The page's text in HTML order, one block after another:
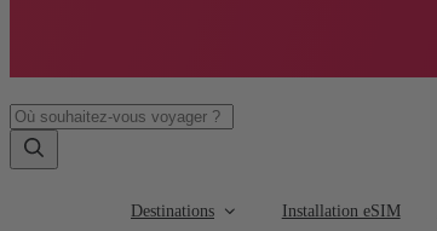
Destinations Installation eSIM